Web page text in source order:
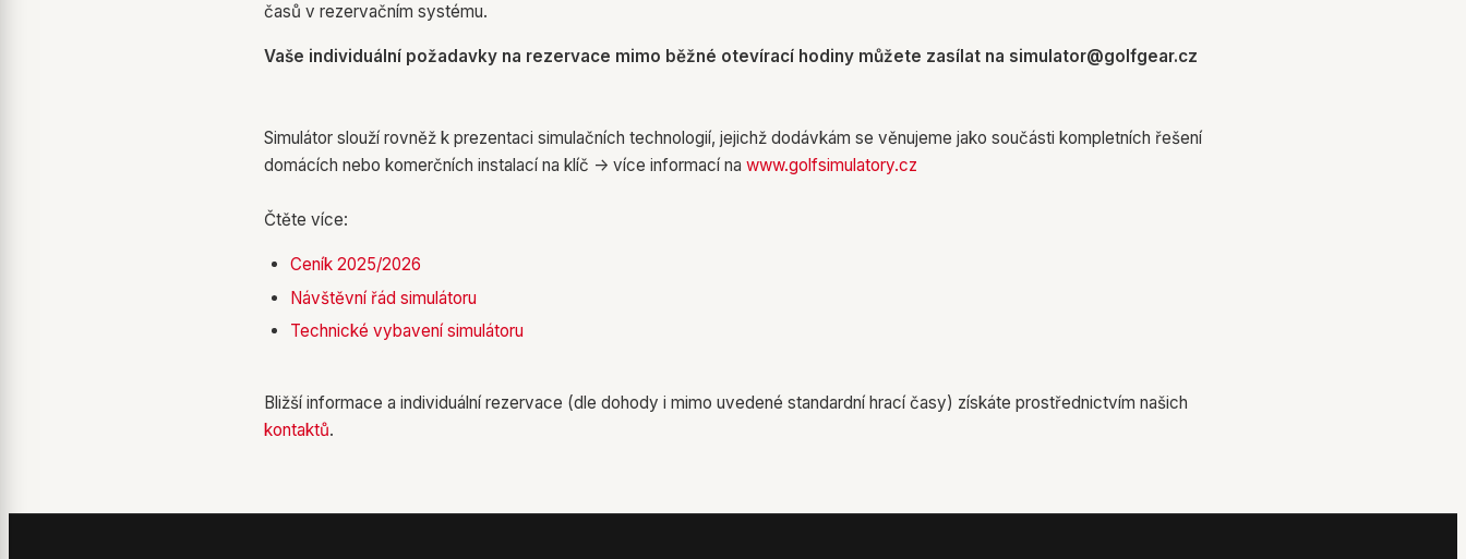
časů v rezervačním systému.
Vaše individuální požadavky na rezervace mimo běžné otevírací hodiny můžete zasílat na simulator@golfgear.cz
Simulátor slouží rovněž k prezentaci simulačních technologií, jejichž dodávkám se věnujeme jako součásti kompletních řešení
domácích nebo komerčních instalací na klíč -> více informací na www.golfsimulatory.cz
Čtěte více:
Ceník 2025/2026
Návštěvní řád simulátoru
Technické vybavení simulátoru
Bližší informace a individuální rezervace (dle dohody i mimo uvedené standardní hrací časy) získáte prostřednictvím našich
kontaktů.